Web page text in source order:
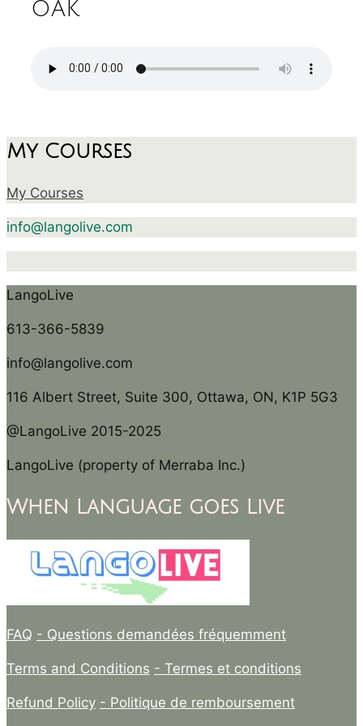
oak
My Courses
My Courses
info@langolive.com
LangoLive
613-366-5839
info@langolive.com
116 Albert Street, Suite 300, Ottawa, ON, K1P 5G3
@LangoLive 2015-2025
LangoLive (property of Merraba Inc.)
When Language goes Live
FAQ - Questions demandées fréquemment
Terms and Conditions - Termes et conditions
Refund Policy - Politique de remboursement